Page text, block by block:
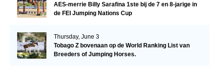
AES-merrie Billy Sarafina 1ste bij de 7 en 8-jarige in
de FEI Jumping Nations Cup
Thursday, June 3
Tobago Z bovenaan op de World Ranking List van
Breeders of Jumping Horses.